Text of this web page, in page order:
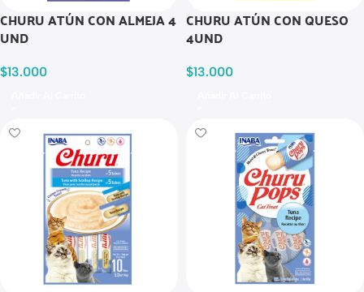
CHURU ATÚN CON ALMEJA 4
UND
$13.000
CHURU ATÚN CON QUESO
4UND
$13.000